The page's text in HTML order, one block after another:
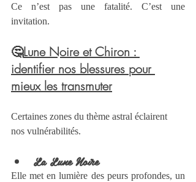
Ce n’est pas une fatalité. C’est une
invitation.
🤔Lune Noire et Chiron :
identifier nos blessures pour
mieux les transmuter
Certaines zones du thème astral éclairent
nos vulnérabilités.
La Lune Noire
Elle met en lumière des peurs profondes, un